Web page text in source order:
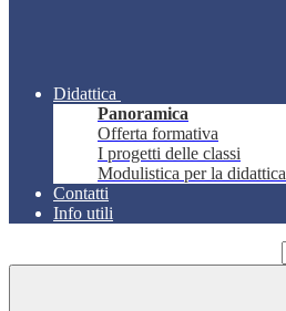
Didattica
Panoramica
Offerta formativa
I progetti delle classi
Modulistica per la didattica
Contatti
Info utili